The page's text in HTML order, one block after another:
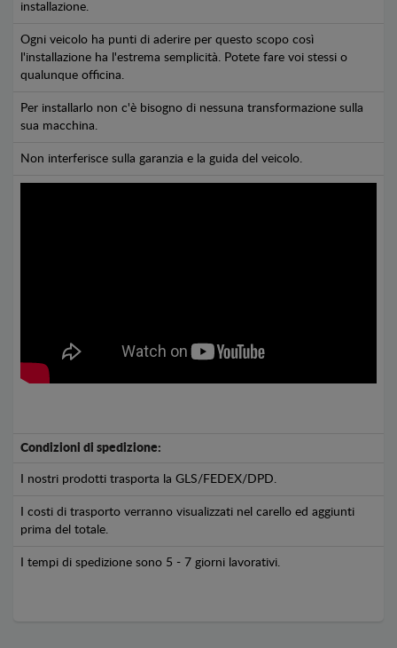
installazione.
Ogni veicolo ha punti di aderire per questo scopo così
l'installazione ha l'estrema semplicità. Potete fare voi stessi o
qualunque officina.
Per installarlo non c'è bisogno di nessuna transformazione sulla
sua macchina.
Non interferisce sulla garanzia e la guida del veicolo.
Condizioni di spedizione:
I nostri prodotti trasporta la GLS/FEDEX/DPD.
I costi di trasporto verranno visualizzati nel carello ed aggiunti
prima del totale.
I tempi di spedizione sono 5 - 7 giorni lavorativi.